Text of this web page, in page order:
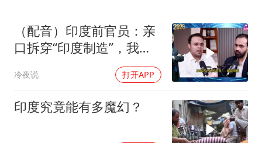
命案逃犯躲进深山21年活得像野人
Meta重新支棱起来了吗
东方之约 相约未来
（配音）印度前官员：亲
口拆穿“印度制造”，我们
只有组装能力，算不上真
正的工业制造
冷夜说 打开APP
印度究竟能有多魔幻？